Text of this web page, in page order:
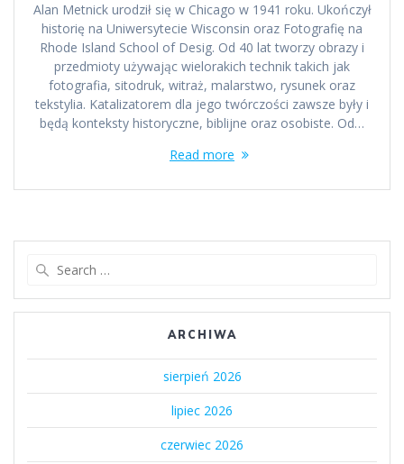
Alan Metnick urodził się w Chicago w 1941 roku. Ukończył
historię na Uniwersytecie Wisconsin oraz Fotografię na
Rhode Island School of Desig. Od 40 lat tworzy obrazy i
przedmioty używając wielorakich technik takich jak
fotografia, sitodruk, witraż, malarstwo, rysunek oraz
tekstylia. Katalizatorem dla jego twórczości zawsze były i
będą konteksty historyczne, biblijne oraz osobiste. Od…
Read more
ARCHIWA
sierpień 2026
lipiec 2026
czerwiec 2026